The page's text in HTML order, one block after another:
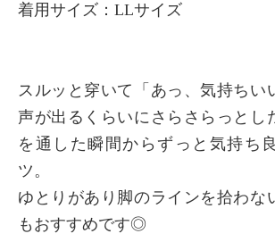
着用サイズ：LLサイズ
スルッと穿いて「あっ、気持ちい
声が出るくらいにさらさらっとし
を通した瞬間からずっと気持ち
ツ。
ゆとりがあり脚のラインを拾わな
もおすすめです◎